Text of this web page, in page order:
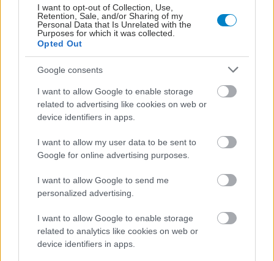
I want to opt-out of Collection, Use,
Retention, Sale, and/or Sharing of my
Personal Data that Is Unrelated with the
Purposes for which it was collected.
Opted Out
Google consents
I want to allow Google to enable storage
related to advertising like cookies on web or
device identifiers in apps.
I want to allow my user data to be sent to
Google for online advertising purposes.
I want to allow Google to send me
personalized advertising.
I want to allow Google to enable storage
related to analytics like cookies on web or
device identifiers in apps.
shares
ΔΙΑΒΑΣΤΕ ΑΚΟΜΑ
Ελληνική μελέτη: Το
78,5% της απώλειας
βάρους με τιρζεατίδη
την Eli Lilly για φάρμακο